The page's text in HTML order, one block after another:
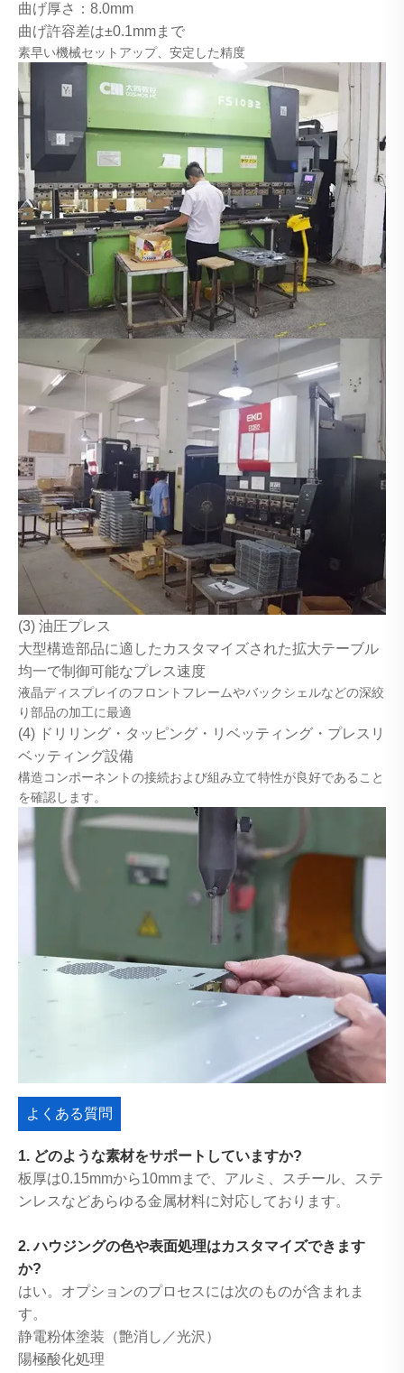
曲げ厚さ：8.0mm
曲げ許容差は±0.1mmまで
素早い機械セットアップ、安定した精度
(3) 油圧プレス
大型構造部品に適したカスタマイズされた拡大テーブル
均一で制御可能なプレス速度
液晶ディスプレイのフロントフレームやバックシェルなどの深絞
り部品の加工に最適
(4) ドリリング・タッピング・リベッティング・プレスリ
ベッティング設備
構造コンポーネントの接続および組み立て特性が良好であること
を確認します。
よくある質問
1. どのような素材をサポートしていますか?
板厚は0.15mmから10mmまで、アルミ、スチール、ステ
ンレスなどあらゆる金属材料に対応しております。
2. ハウジングの色や表面処理はカスタマイズできます
か?
はい。オプションのプロセスには次のものが含まれま
す。
静電粉体塗装（艶消し／光沢）
陽極酸化処理